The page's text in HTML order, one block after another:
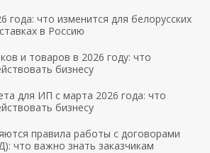
года: что изменится для белорусских
в Россию
и товаров в 2026 году: что
бизнесу
для ИП с марта 2026 года: что
бизнесу
правила работы с договорами
что важно знать заказчикам